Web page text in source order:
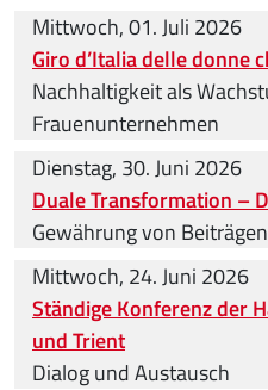
Mittwoch, 01. Juli 2026
Giro d’Italia delle donne
Nachhaltigkeit als
Frauenunternehmen
Dienstag, 30. Juni 2026
Duale Transformation –
Gewährung von Beiträgen
Mittwoch, 24. Juni 2026
Ständige Konferenz der
und Trient
Dialog und Austausch